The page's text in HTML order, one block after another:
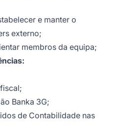
e manter o
externo;
membros da equipa;
Banka 3G;
de Contabilidade nas